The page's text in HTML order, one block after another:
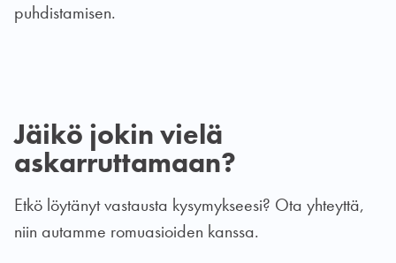
puhdistamisen.
Jäikö jokin vielä
askarruttamaan?
Etkö löytänyt vastausta kysymykseesi? Ota yhteyttä,
niin autamme romuasioiden kanssa.